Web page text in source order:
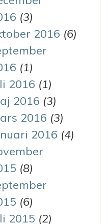
(3)
2016 (6)
(1)
2016 (1)
2016 (3)
2016 (3)
2016 (4)
(8)
(6)
2015 (2)